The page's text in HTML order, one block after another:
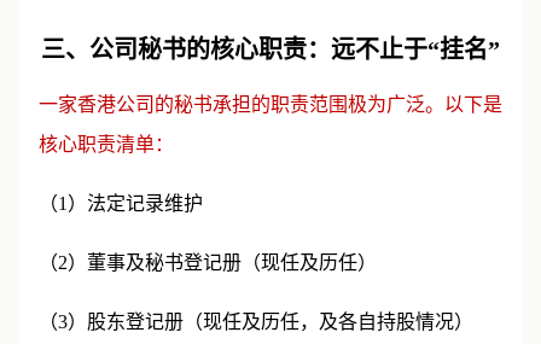
三、公司秘书的核心职责：远不止于“挂名”
一家香港公司的秘书承担的职责范围极为广泛。以下是
核心职责清单：
（1）法定记录维护
（2）董事及秘书登记册（现任及历任）
（3）股东登记册（现任及历任，及各自持股情况）